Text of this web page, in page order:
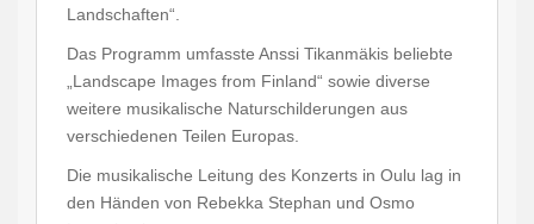
Landschaften“.
Das Programm umfasste Anssi Tikanmäkis beliebte
„Landscape Images from Finland“ sowie diverse
weitere musikalische Naturschilderungen aus
verschiedenen Teilen Europas.
Die musikalische Leitung des Konzerts in Oulu lag in
den Händen von Rebekka Stephan und Osmo